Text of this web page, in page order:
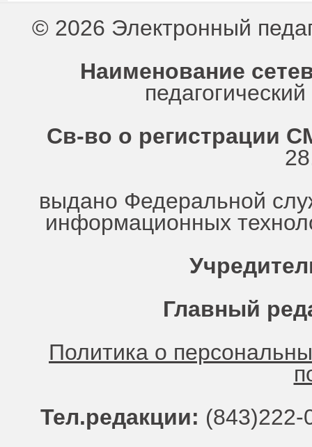
© 2026 Электронный
Наименование
Св-во о регистрации
выдано Федеральной
информационных
Главный
Политика о
Тел.редакции: